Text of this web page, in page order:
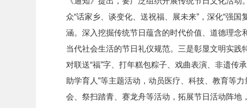
众“话家乡、谈变化、送祝福、展未来”，深化“强
涵。深入挖掘传统节日蕴含的时代价值、道德理
当代社会生活的节日礼仪规范。三是彰显文明实践
对联送“福”字、打年糕包粽子、戏曲表演、非遗传
助学育人”等主题活动，动员医疗、科技、教育等
会、祭扫踏青、赛龙舟等活动，拓展节日活动阵